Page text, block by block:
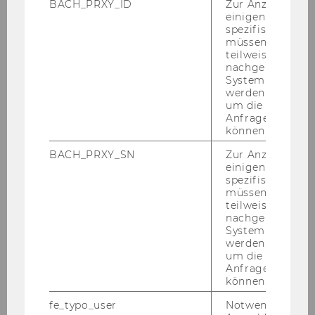
Spezialisierung "International Business
Communication"
BACH_PRXY_ID
Zur Anzeige von
einigen WU-
spezifischen
müssen
teilweise von
nachgelagerten
System
werden.
um die Antwort
Anfrage
können.
BACH_PRXY_SN
Zur Anzeige von
einigen WU-
spezifischen
müssen
teilweise von
nachgelagerten
System
werden.
um die Antwort
Anfrage
können.
fe_typo_user
Notwendig für